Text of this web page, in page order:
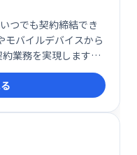
つでも契約締結でき
モバイルデバイスから
業務を実現します。
キュリティで、企業の